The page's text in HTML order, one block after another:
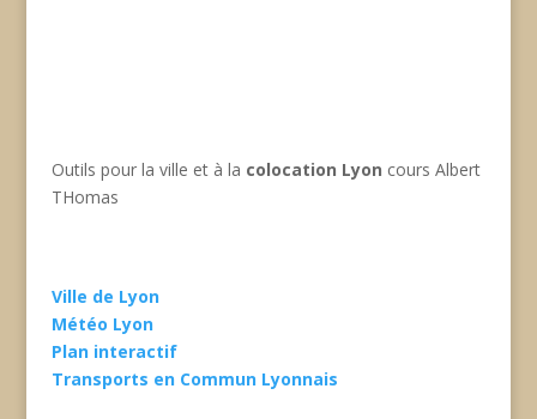
Outils pour la ville et à la colocation Lyon cours Albert
THomas
Ville de Lyon
Météo Lyon
Plan interactif
Transports en Commun Lyonnais